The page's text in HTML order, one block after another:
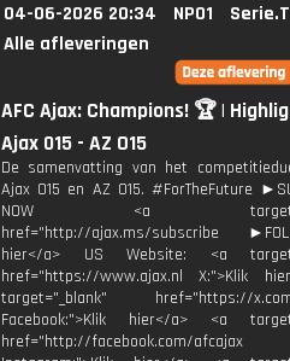
04-06-2026 20:34 NPO1
Alle afleveringen
AFC Ajax: Champions! 🏆 |
Ajax 015 - AZ O15
De samenvatting van het
Ajax O15 en AZ O15. #ForTheFuture
NOW <a
href="http://ajax.ms/subscribe
hier</a> US Website: <a
href="https://www.ajax.nl X:">Klik
target="_blank" href="https://x.com/
Facebook:">Klik hier</a> <a
href="http://facebook.com/afcajax